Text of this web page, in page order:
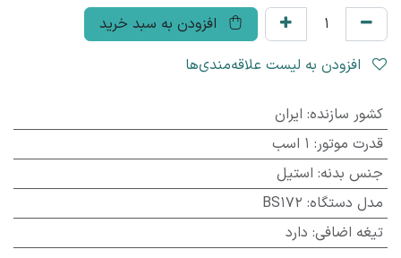
افزودن به سبد خرید
کشور سازنده: ایران
قدرت موتور: 1 اسب
جنس بدنه: استیل
مدل دستگاه:
BS172
تیغه اضافی: دارد